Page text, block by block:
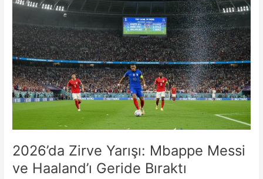
Yıldızın
Mesajı
2026’da Zirve Yarışı: Mbappe Messi
ve Haaland’ı Geride Bıraktı